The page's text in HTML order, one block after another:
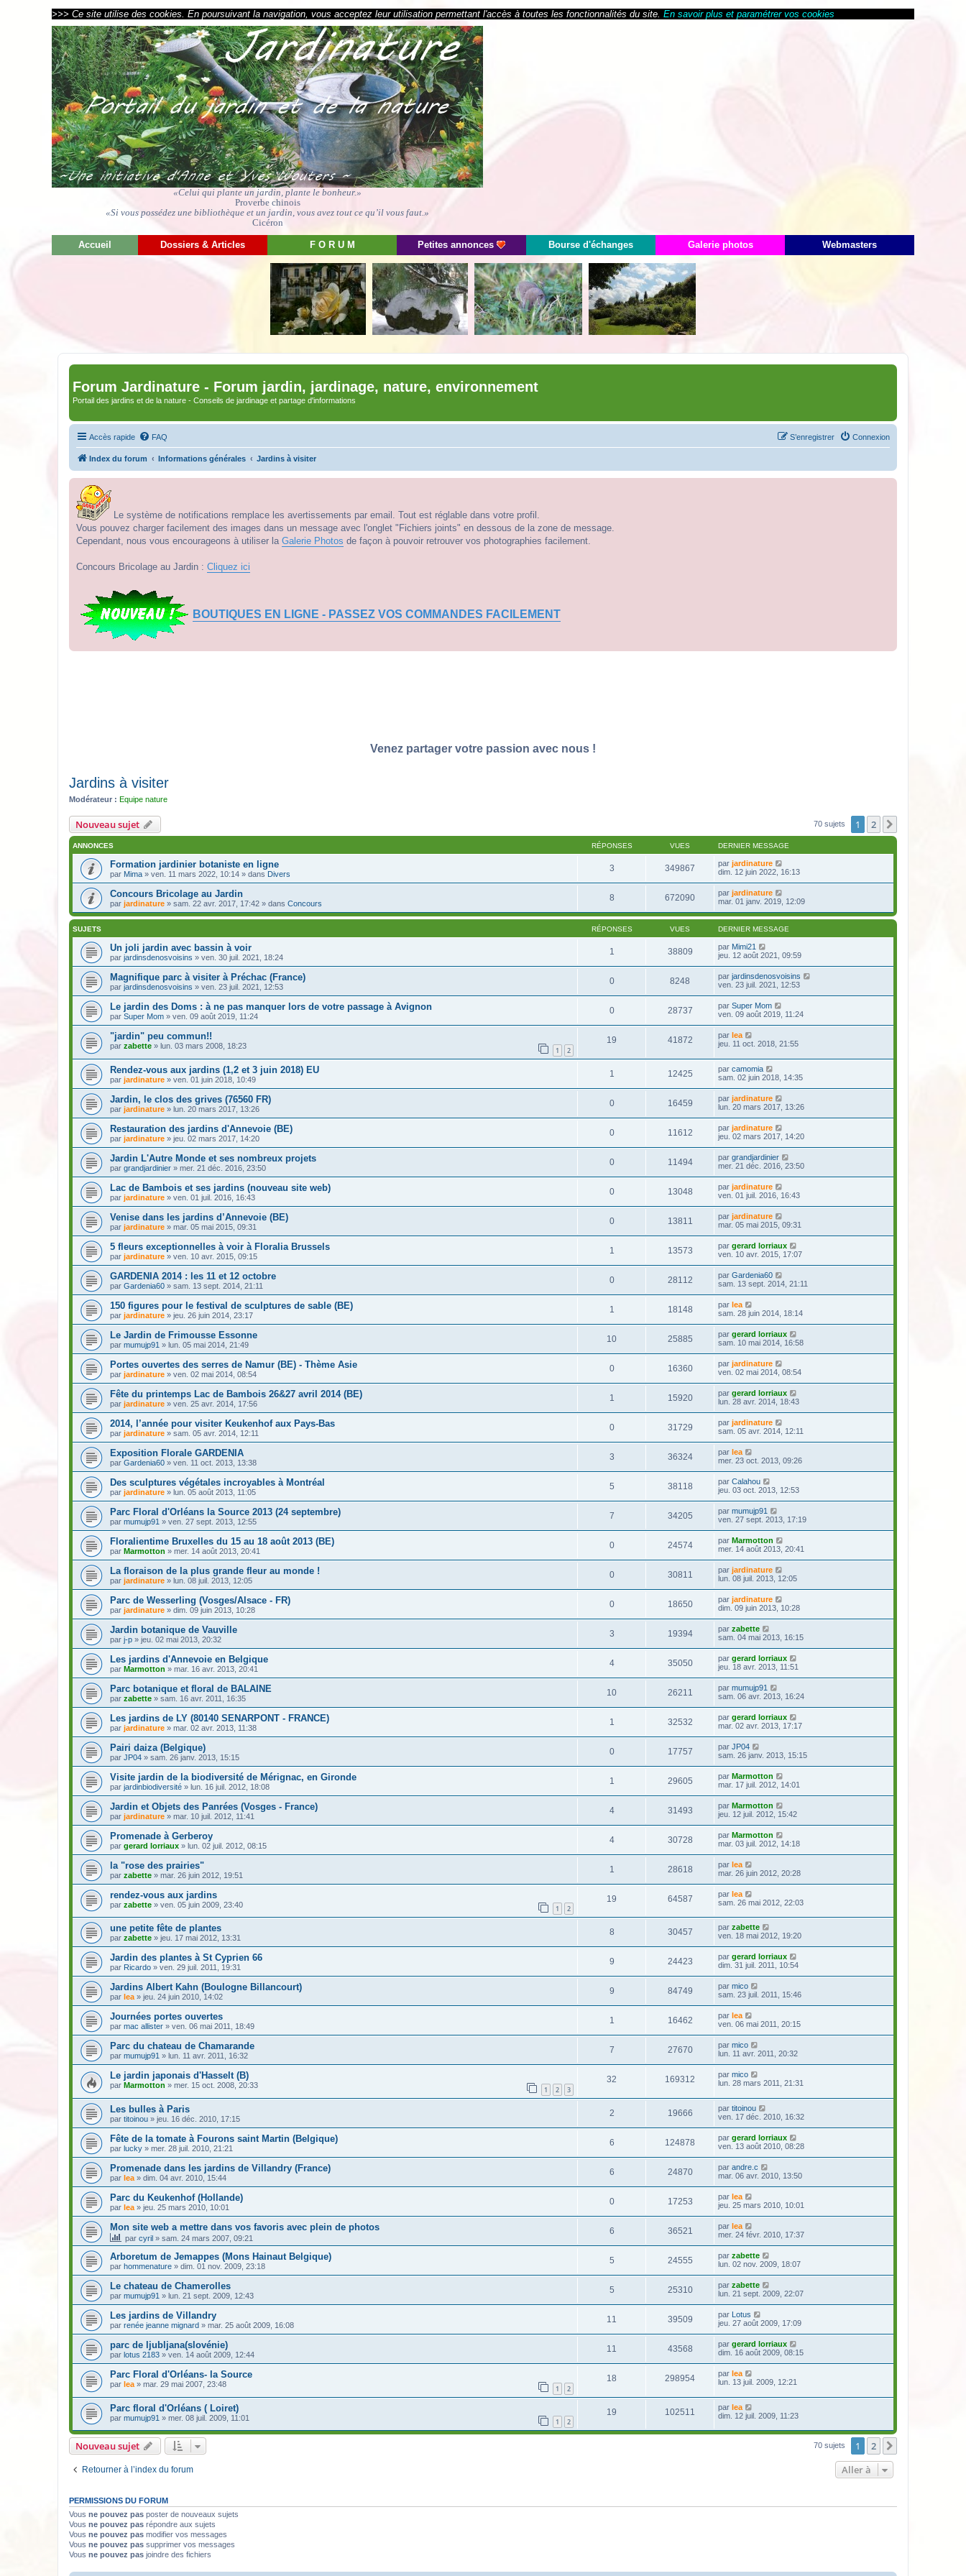
>>> Ce site utilise des cookies. En poursuivant la navigation, vous acceptez leur utilisation permettant l'accès à toutes les fonctionnalités du site. En savoir plus et paramétrer vos cookies
«Celui qui plante un jardin, plante le bonheur.»
Proverbe chinois
«Si vous possédez une bibliothèque et un jardin, vous avez tout ce qu’il vous faut.»
Cicéron
Accueil Dossiers & Articles F O R U M Petites annonces Bourse d'échanges Galerie photos Webmasters
Forum Jardinature - Forum jardin, jardinage, nature, environnement
Portail des jardins et de la nature - Conseils de jardinage et partage d'informations
Accès rapide FAQ Connexion
S’enregistrer
Index du forum Informations générales Jardins à visiter
Le système de notifications remplace les avertissements par email. Tout est réglable dans votre profil.
Vous pouvez charger facilement des images dans un message avec l'onglet "Fichiers joints" en dessous de la zone de message.
Cependant, nous vous encourageons à utiliser la Galerie Photos de façon à pouvoir retrouver vos photographies facilement.
Concours Bricolage au Jardin : Cliquez ici
BOUTIQUES EN LIGNE - PASSEZ VOS COMMANDES FACILEMENT
Venez partager votre passion avec nous !
Jardins à visiter
Modérateur : Equipe nature
Nouveau sujet 70 sujets 1 2
ANNONCES RÉPONSES VUES DERNIER MESSAGE
Formation jardinier botaniste en ligne
par Mima » ven. 11 mars 2022, 10:14 » dans Divers
3 349867 par jardinature
dim. 12 juin 2022, 16:13
Concours Bricolage au Jardin
par jardinature » sam. 22 avr. 2017, 17:42 » dans Concours
8 672090 par jardinature
mar. 01 janv. 2019, 12:09
SUJETS RÉPONSES VUES DERNIER MESSAGE
Un joli jardin avec bassin à voir
par jardinsdenosvoisins » ven. 30 juil. 2021, 18:24
1 38809 par Mimi21
jeu. 12 août 2021, 09:59
Magnifique parc à visiter à Préchac (France)
par jardinsdenosvoisins » ven. 23 juil. 2021, 12:53
0 8248 par jardinsdenosvoisins
ven. 23 juil. 2021, 12:53
Le jardin des Doms : à ne pas manquer lors de votre passage à Avignon
par Super Mom » ven. 09 août 2019, 11:24
0 28737 par Super Mom
ven. 09 août 2019, 11:24
"jardin" peu commun!!
par zabette » lun. 03 mars 2008, 18:23 1 2
19 41872 par lea
jeu. 11 oct. 2018, 21:55
Rendez-vous aux jardins (1,2 et 3 juin 2018) EU
par jardinature » ven. 01 juin 2018, 10:49
1 12425 par camomia
sam. 02 juin 2018, 14:35
Jardin, le clos des grives (76560 FR)
par jardinature » lun. 20 mars 2017, 13:26
0 16459 par jardinature
lun. 20 mars 2017, 13:26
Restauration des jardins d'Annevoie (BE)
par jardinature » jeu. 02 mars 2017, 14:20
0 11612 par jardinature
jeu. 02 mars 2017, 14:20
Jardin L'Autre Monde et ses nombreux projets
par grandjardinier » mer. 21 déc. 2016, 23:50
0 11494 par grandjardinier
mer. 21 déc. 2016, 23:50
Lac de Bambois et ses jardins (nouveau site web)
par jardinature » ven. 01 juil. 2016, 16:43
0 13048 par jardinature
ven. 01 juil. 2016, 16:43
Venise dans les jardins d’Annevoie (BE)
par jardinature » mar. 05 mai 2015, 09:31
0 13811 par jardinature
mar. 05 mai 2015, 09:31
5 fleurs exceptionnelles à voir à Floralia Brussels
par jardinature » ven. 10 avr. 2015, 09:15
1 13573 par gerard lorriaux
ven. 10 avr. 2015, 17:07
GARDENIA 2014 : les 11 et 12 octobre
par Gardenia60 » sam. 13 sept. 2014, 21:11
0 28112 par Gardenia60
sam. 13 sept. 2014, 21:11
150 figures pour le festival de sculptures de sable (BE)
par jardinature » jeu. 26 juin 2014, 23:17
1 18148 par lea
sam. 28 juin 2014, 18:14
Le Jardin de Frimousse Essonne
par mumujp91 » lun. 05 mai 2014, 21:49
10 25885 par gerard lorriaux
sam. 10 mai 2014, 16:58
Portes ouvertes des serres de Namur (BE) - Thème Asie
par jardinature » ven. 02 mai 2014, 08:54
0 16360 par jardinature
ven. 02 mai 2014, 08:54
Fête du printemps Lac de Bambois 26&27 avril 2014 (BE)
par jardinature » ven. 25 avr. 2014, 17:56
1 15920 par gerard lorriaux
lun. 28 avr. 2014, 18:43
2014, l’année pour visiter Keukenhof aux Pays-Bas
par jardinature » sam. 05 avr. 2014, 12:11
0 31729 par jardinature
sam. 05 avr. 2014, 12:11
Exposition Florale GARDENIA
par Gardenia60 » ven. 11 oct. 2013, 13:38
3 36324 par lea
mer. 23 oct. 2013, 09:26
Des sculptures végétales incroyables à Montréal
par jardinature » lun. 05 août 2013, 11:05
5 38118 par Calahou
jeu. 03 oct. 2013, 12:53
Parc Floral d'Orléans la Source 2013 (24 septembre)
par mumujp91 » ven. 27 sept. 2013, 12:55
7 34205 par mumujp91
ven. 27 sept. 2013, 17:19
Floralientime Bruxelles du 15 au 18 août 2013 (BE)
par Marmotton » mer. 14 août 2013, 20:41
0 24574 par Marmotton
mer. 14 août 2013, 20:41
La floraison de la plus grande fleur au monde !
par jardinature » lun. 08 juil. 2013, 12:05
0 30811 par jardinature
lun. 08 juil. 2013, 12:05
Parc de Wesserling (Vosges/Alsace - FR)
par jardinature » dim. 09 juin 2013, 10:28
0 18650 par jardinature
dim. 09 juin 2013, 10:28
Jardin botanique de Vauville
par j-p » jeu. 02 mai 2013, 20:32
3 19394 par zabette
sam. 04 mai 2013, 16:15
Les jardins d'Annevoie en Belgique
par Marmotton » mar. 16 avr. 2013, 20:41
4 35050 par gerard lorriaux
jeu. 18 avr. 2013, 11:51
Parc botanique et floral de BALAINE
par zabette » sam. 16 avr. 2011, 16:35
10 26211 par mumujp91
sam. 06 avr. 2013, 16:24
Les jardins de LY (80140 SENARPONT - FRANCE)
par jardinature » mar. 02 avr. 2013, 11:38
1 32532 par gerard lorriaux
mar. 02 avr. 2013, 17:17
Pairi daiza (Belgique)
par JP04 » sam. 26 janv. 2013, 15:15
0 17757 par JP04
sam. 26 janv. 2013, 15:15
Visite jardin de la biodiversité de Mérignac, en Gironde
par jardinbiodiversité » lun. 16 juil. 2012, 18:08
1 29605 par Marmotton
mar. 17 juil. 2012, 14:01
Jardin et Objets des Panrées (Vosges - France)
par jardinature » mar. 10 juil. 2012, 11:41
4 31493 par Marmotton
jeu. 12 juil. 2012, 15:42
Promenade à Gerberoy
par gerard lorriaux » lun. 02 juil. 2012, 08:15
4 30728 par Marmotton
mar. 03 juil. 2012, 14:18
la "rose des prairies"
par zabette » mar. 26 juin 2012, 19:51
1 28618 par lea
mar. 26 juin 2012, 20:28
rendez-vous aux jardins
par zabette » ven. 05 juin 2009, 23:40 1 2
19 64587 par lea
sam. 26 mai 2012, 22:03
une petite fête de plantes
par zabette » jeu. 17 mai 2012, 13:31
8 30457 par zabette
ven. 18 mai 2012, 19:20
Jardin des plantes à St Cyprien 66
par Ricardo » ven. 29 juil. 2011, 19:31
9 24423 par gerard lorriaux
dim. 31 juil. 2011, 10:54
Jardins Albert Kahn (Boulogne Billancourt)
par lea » jeu. 24 juin 2010, 14:02
9 84749 par mico
sam. 23 juil. 2011, 15:46
Journées portes ouvertes
par mac allister » ven. 06 mai 2011, 18:49
1 16462 par lea
ven. 06 mai 2011, 20:15
Parc du chateau de Chamarande
par mumujp91 » lun. 11 avr. 2011, 16:32
7 27670 par mico
lun. 11 avr. 2011, 20:32
Le jardin japonais d'Hasselt (B)
par Marmotton » mer. 15 oct. 2008, 20:33 1 2 3
32 169312 par mico
lun. 28 mars 2011, 21:31
Les bulles à Paris
par titoinou » jeu. 16 déc. 2010, 17:15
2 19666 par titoinou
ven. 17 déc. 2010, 16:32
Fête de la tomate à Fourons saint Martin (Belgique)
par lucky » mer. 28 juil. 2010, 21:21
6 124878 par gerard lorriaux
ven. 13 août 2010, 08:28
Promenade dans les jardins de Villandry (France)
par lea » dim. 04 avr. 2010, 15:44
6 24870 par andre.c
mar. 06 avr. 2010, 13:50
Parc du Keukenhof (Hollande)
par lea » jeu. 25 mars 2010, 10:01
0 17253 par lea
jeu. 25 mars 2010, 10:01
Mon site web a mettre dans vos favoris avec plein de photos
par cyril » sam. 24 mars 2007, 09:21
6 36521 par lea
mer. 24 févr. 2010, 17:37
Arboretum de Jemappes (Mons Hainaut Belgique)
par hommenature » dim. 01 nov. 2009, 23:18
5 24555 par zabette
lun. 02 nov. 2009, 18:07
Le chateau de Chamerolles
par mumujp91 » lun. 21 sept. 2009, 12:43
5 25310 par zabette
lun. 21 sept. 2009, 22:07
Les jardins de Villandry
par renée jeanne mignard » mar. 25 août 2009, 16:08
11 39509 par Lotus
jeu. 27 août 2009, 17:09
parc de ljubljana(slovénie)
par lotus 2183 » ven. 14 août 2009, 12:44
11 43568 par gerard lorriaux
dim. 16 août 2009, 08:15
Parc Floral d'Orléans- la Source
par lea » mar. 29 mai 2007, 23:48 1 2
18 298954 par lea
lun. 13 juil. 2009, 12:21
Parc floral d'Orléans ( Loiret)
par mumujp91 » mer. 08 juil. 2009, 11:01 1 2
19 102511 par lea
dim. 12 juil. 2009, 11:23
Nouveau sujet 70 sujets 1 2
Retourner à l’index du forum Aller à
PERMISSIONS DU FORUM
Vous ne pouvez pas poster de nouveaux sujets
Vous ne pouvez pas répondre aux sujets
Vous ne pouvez pas modifier vos messages
Vous ne pouvez pas supprimer vos messages
Vous ne pouvez pas joindre des fichiers